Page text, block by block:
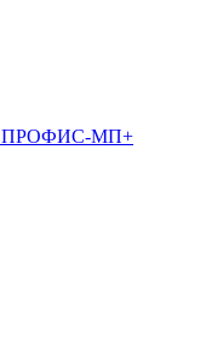
ПРОФИС-МП+